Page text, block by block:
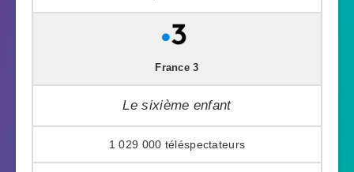
France 3
Le sixième enfant
1 029 000